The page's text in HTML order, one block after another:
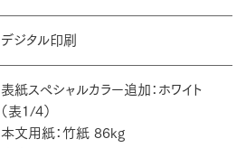
デジタル印刷
表紙スペシャルカラー追加：ホワイト
（表1/4）
本文用紙：竹紙 86kg